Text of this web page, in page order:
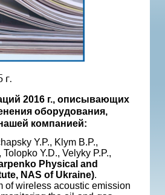
г.
2016 г., описывающих
оборудования,
компанией:
Y.P., Klym B.P.,
Y.D., Velyky P.P.,
Physical and
NAS of Ukraine).
of wireless acoustic emission